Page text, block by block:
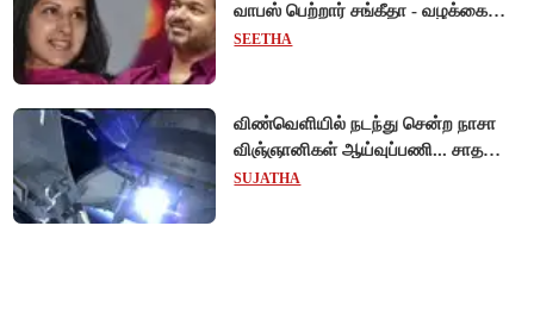
வாபஸ் பெற்றார் சங்கீதா - வழக்கை
முடித்து வைத்தது செங்கல்பட்டு
SEETHA
விண்வெளியில் நடந்து சென்ற நாசா
விஞ்ஞானிகள் ஆய்வுப்பணி... சாதனை
!
SUJATHA